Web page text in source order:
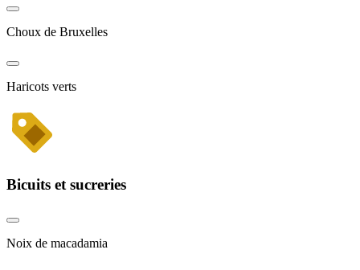
Choux de Bruxelles
Haricots verts
Bicuits et sucreries
Noix de macadamia